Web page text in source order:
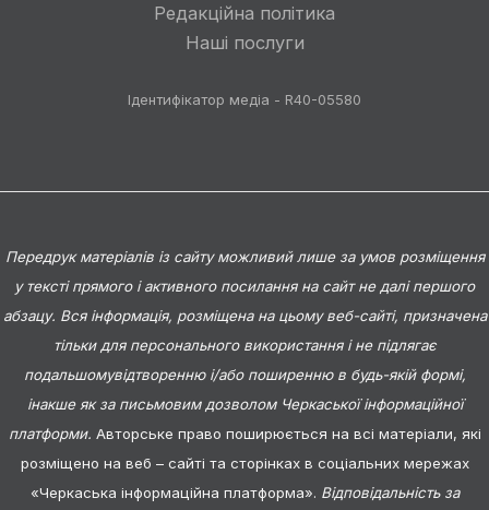
Редакційна політика
Наші послуги
Ідентифікатор медіа - R40-05580
Передрук матеріалів із сайту можливий лише за умов розміщення
у тексті прямого і активного посилання на сайт не далі першого
абзацу. Вся інформація, розміщена на цьому веб-сайті, призначена
тільки для персонального використання і не підлягає
подальшомувідтворенню і/або поширенню в будь-якій формі,
інакше як за письмовим дозволом Черкаської інформаційної
платформи. Авторське право поширюється на всі матеріали, які
розміщено на веб – сайті та сторінках в соціальних мережах
«Черкаська інформаційна платформа». Відповідальність за